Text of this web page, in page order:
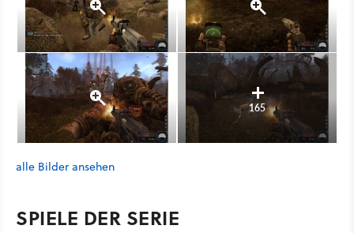
165
alle Bilder ansehen
SPIELE DER SERIE